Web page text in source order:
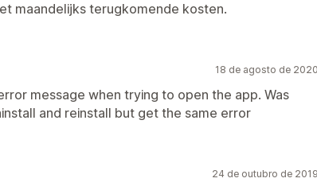
maandelijks terugkomende kosten.
18 de agosto de 2020
message when trying to open the app. Was
and reinstall but get the same error
24 de outubro de 2019